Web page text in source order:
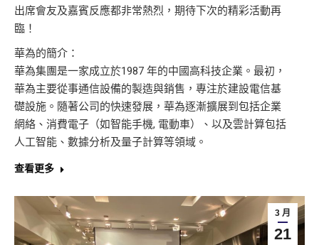
出席會友及嘉賓反應都非常熱烈，期待下次的精彩活動再
臨！
華為的簡介：
華為集團是一家成立於1987 年的中國高科技企業。最初，
華為主要從事通信設備的製造與銷售，專注於建設電信基
礎設施。隨著公司的快速發展，華為逐漸擴展到包括企業
網絡、消費電子（如智能手機, 電動車）、以及雲計算包括
人工智能、數據分析及量子計算等領域。
查看更多
3 月
21